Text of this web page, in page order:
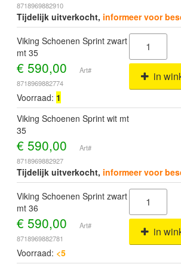
8718969882910
Tijdelijk uitverkocht, informeer voor
Viking Schoenen Sprint zwart
mt 35
€ 590,00
Art#
8718969882774
in
Voorraad: 1
Viking Schoenen Sprint wit mt
35
€ 590,00
Art#
8718969882927
Tijdelijk uitverkocht, informeer voor
Viking Schoenen Sprint zwart
mt 36
€ 590,00
Art#
8718969882781
in
Voorraad: <5